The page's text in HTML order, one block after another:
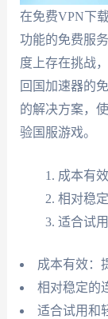
在免费VPN下
功能的免费服
度上存在挑战
回国加速器的
的解决方案，
验国服游戏。
成本有
相对稳
适合试
成本有效：
相对稳定的
适合试用和